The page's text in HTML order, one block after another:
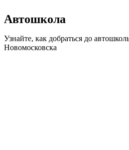
Автошкола
Узнайте, как добраться до
Новомосковска